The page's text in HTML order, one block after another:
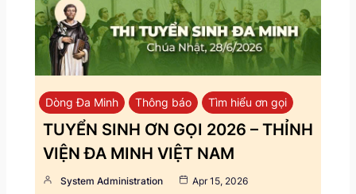
Dòng Đa Minh Thông báo Tìm hiểu ơn gọi
TUYỂN SINH ƠN GỌI 2026 – THỈNH
VIỆN ĐA MINH VIỆT NAM
System Administration
Apr 15, 2026